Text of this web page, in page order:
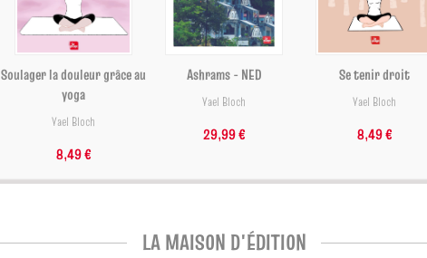
Soulager la douleur grâce au
yoga
Yael Bloch
8,49 €
Ashrams - NED
Yael Bloch
29,99 €
Se tenir droit
Yael Bloch
8,49 €
LA MAISON D'ÉDITION